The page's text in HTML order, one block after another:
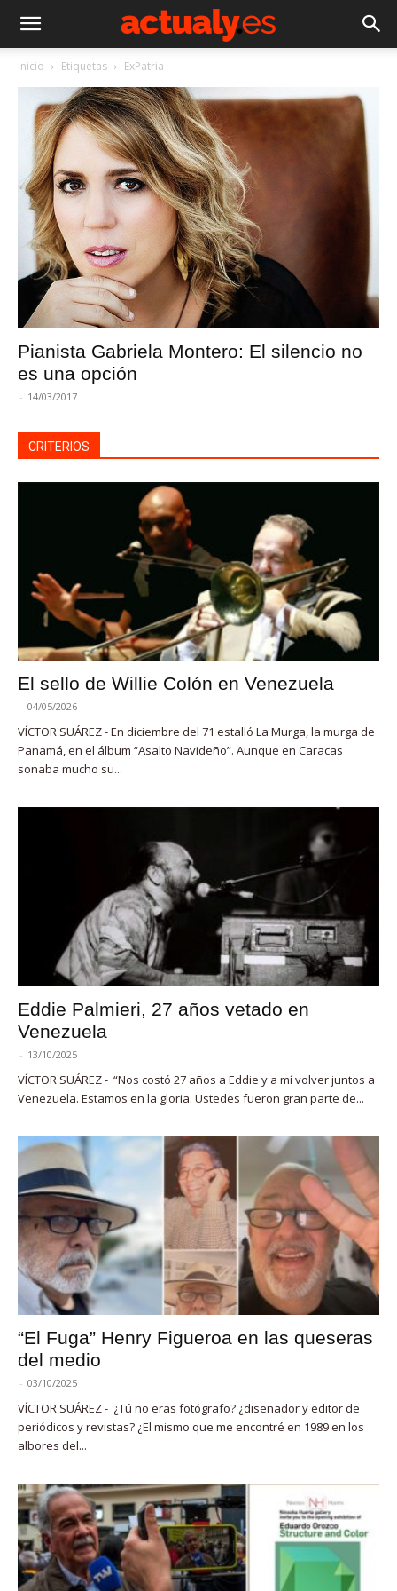
Inicio Etiquetas ExPatria
Pianista Gabriela Montero: El silencio no
es una opción
- 14/03/2017
CRITERIOS
El sello de Willie Colón en Venezuela
- 04/05/2026
VÍCTOR SUÁREZ - En diciembre del 71 estalló La Murga, la murga de
Panamá, en el álbum “Asalto Navideño”. Aunque en Caracas
sonaba mucho su...
Eddie Palmieri, 27 años vetado en
Venezuela
- 13/10/2025
VÍCTOR SUÁREZ - “Nos costó 27 años a Eddie y a mí volver juntos a
Venezuela. Estamos en la gloria. Ustedes fueron gran parte de...
“El Fuga” Henry Figueroa en las queseras
del medio
- 03/10/2025
VÍCTOR SUÁREZ - ¿Tú no eras fotógrafo? ¿diseñador y editor de
periódicos y revistas? ¿El mismo que me encontré en 1989 en los
albores del...